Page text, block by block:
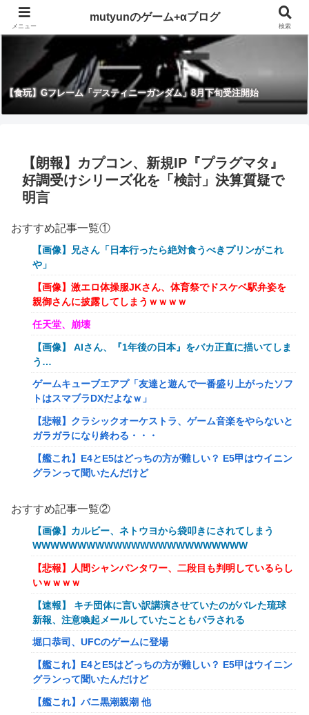
【食玩】Gフレーム「デスティニーガンダム」8月下旬受注開始
【朗報】カプコン、新規IP『プラグマタ』
好調受けシリーズ化を「検討」決算質疑で
明言
おすすめ記事一覧①
【画像】兄さん「日本行ったら絶対食うべきプリンがこれ
や」
【画像】激エロ体操服JKさん、体育祭でドスケベ駅弁姿を
親御さんに披露してしまうｗｗｗｗ
任天堂、崩壊
【画像】 AIさん、『1年後の日本』をバカ正直に描いてしま
う…
ゲームキューブエアプ「友達と遊んで一番盛り上がったソフ
トはスマブラDXだよなｗ」
【悲報】クラシックオーケストラ、ゲーム音楽をやらないと
ガラガラになり終わる・・・
【艦これ】E4とE5はどっちの方が難しい？ E5甲はウイニン
グランって聞いたんだけど
【艦これ】オオヤマトウサギ 他
【艦これ】授業中に居眠りふぶき 他
【画像】令和最新版のあのちゃん、可愛過ぎてワイらにブッ
刺さりまくりw w w w w w
【爆笑動画】ママさん「新しい洗濯機買って1発目に回した
らコレw」←こwれwはw w w w w w w w w w
岡田斗司夫「人間の本音としてブサイクを見たら不愉快にな
る。この責任をどうとるんだ」
【速報】ルフィの幹部、懲役20年に決定する←コレは妥当
か？？？？？？？
【NGS】ルーサー緊急、新武器、東方コラボ、EXレベル
おすすめ記事一覧②
【画像】カルビー、ネトウヨから袋叩きにされてしまう
WWWWWWWWWWWWWWWWWWWWWWWW
【悲報】人間シャンパンタワー、二段目も判明しているらし
いｗｗｗｗ
【速報】 キチ団体に言い訳講演させていたのがバレた琉球
新報、注意喚起メールしていたこともバラされる
堀口恭司、UFCのゲームに登場
【艦これ】E4とE5はどっちの方が難しい？ E5甲はウイニン
グランって聞いたんだけど
【艦これ】バニ黒潮親潮 他
メニュー
mutyunのゲーム+αブログ
検索